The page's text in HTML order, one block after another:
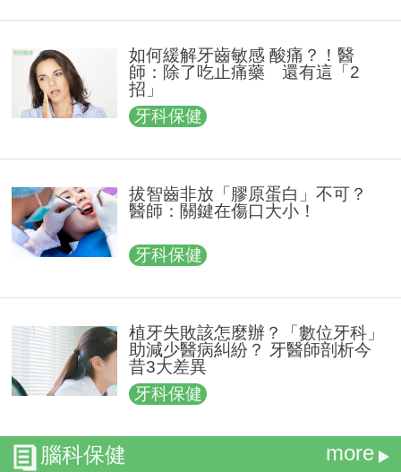
如何緩解牙齒敏感 酸痛？！醫
師：除了吃止痛藥 還有這「2
招」
牙科保健
拔智齒非放「膠原蛋白」不可？
醫師：關鍵在傷口大小！
牙科保健
植牙失敗該怎麼辦？「數位牙科」
助減少醫病糾紛？ 牙醫師剖析今
昔3大差異
牙科保健
腦科保健 more